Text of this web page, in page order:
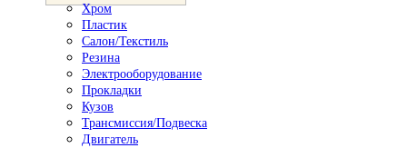
Хром
Пластик
Салон/Текстиль
Резина
Электрооборудование
Прокладки
Кузов
Трансмиссия/Подвеска
Двигатель